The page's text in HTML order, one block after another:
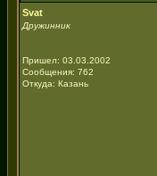
Svat
Дружинник
Пришел: 03.03.2002
Сообщения: 762
Откуда: Казань